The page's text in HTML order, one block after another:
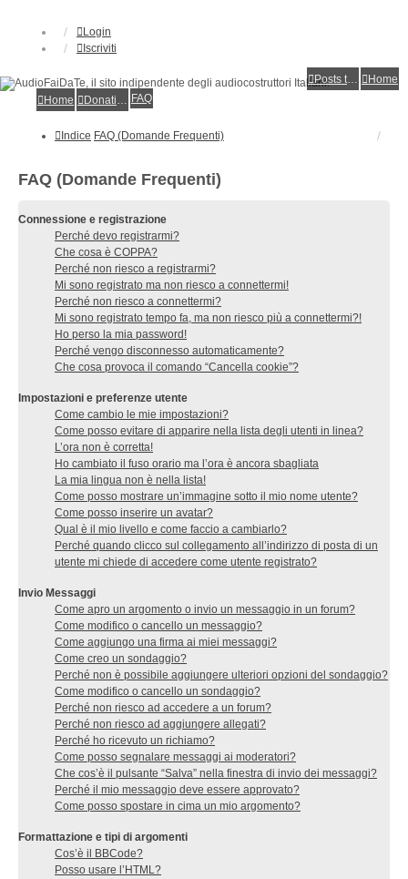
Login
Iscriviti
Posts toplist
Home
Home
Donations FAQ
Indice FAQ (Domande Frequenti)
FAQ (Domande Frequenti)
Connessione e registrazione
Perché devo registrarmi?
Che cosa è COPPA?
Perché non riesco a registrarmi?
Mi sono registrato ma non riesco a connettermi!
Perché non riesco a connettermi?
Mi sono registrato tempo fa, ma non riesco più a connettermi?!
Ho perso la mia password!
Perché vengo disconnesso automaticamente?
Che cosa provoca il comando “Cancella cookie”?
Impostazioni e preferenze utente
Come cambio le mie impostazioni?
Come posso evitare di apparire nella lista degli utenti in linea?
L’ora non è corretta!
Ho cambiato il fuso orario ma l’ora è ancora sbagliata
La mia lingua non è nella lista!
Come posso mostrare un’immagine sotto il mio nome utente?
Come posso inserire un avatar?
Qual è il mio livello e come faccio a cambiarlo?
Perché quando clicco sul collegamento all’indirizzo di posta di un
utente mi chiede di accedere come utente registrato?
Invio Messaggi
Come apro un argomento o invio un messaggio in un forum?
Come modifico o cancello un messaggio?
Come aggiungo una firma ai miei messaggi?
Come creo un sondaggio?
Perché non è possibile aggiungere ulteriori opzioni del sondaggio?
Come modifico o cancello un sondaggio?
Perché non riesco ad accedere a un forum?
Perché non riesco ad aggiungere allegati?
Perché ho ricevuto un richiamo?
Come posso segnalare messaggi ai moderatori?
Che cos’è il pulsante “Salva” nella finestra di invio dei messaggi?
Perché il mio messaggio deve essere approvato?
Come posso spostare in cima un mio argomento?
Formattazione e tipi di argomenti
Cos’è il BBCode?
Posso usare l’HTML?